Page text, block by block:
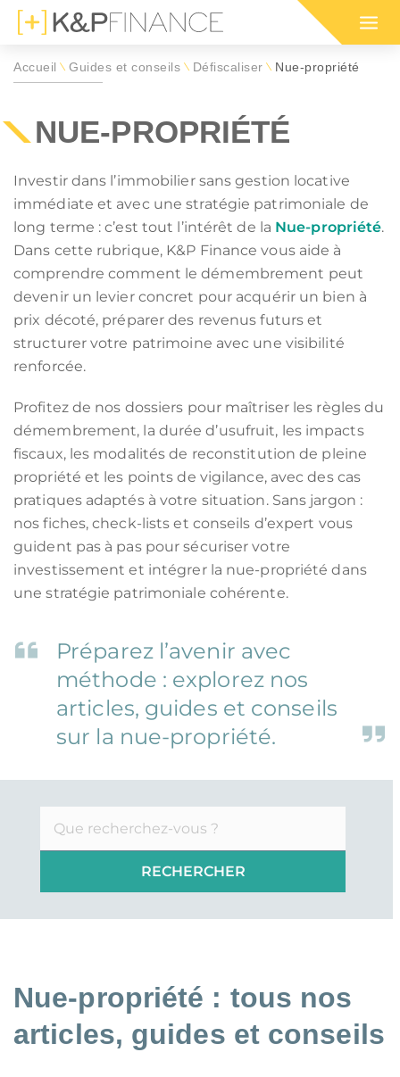
pour défiscaliser
de défiscalisation :
CIOP (DROM)
GIRARDIN IS (DROM)
:
dans l'ancien
habiter en France par région :
FRANCHE-COMTÉ
BRETAGNE
EST
HAUTS-DE-FRANCE
habiter à l'international :
le revenu (IR)
SON IFI
INVESTISSEMENT LOCATIF
IMMEUBLE EN BLOC
MARCHÉ LOCATIF EN 2026
SA RETRAITE
SÉCURISER SES LOYERS
IFI 2026
LEXIQUE IMMOBILIER
Accueil \ Guides et conseils \ Défiscaliser \ Nue-propriété
NUE-PROPRIÉTÉ
Investir dans l’immobilier sans gestion locative
immédiate et avec une stratégie patrimoniale de
long terme : c’est tout l’intérêt de la Nue-propriété.
Dans cette rubrique, K&P Finance vous aide à
comprendre comment le démembrement peut
devenir un levier concret pour acquérir un bien à
prix décoté, préparer des revenus futurs et
structurer votre patrimoine avec une visibilité
renforcée.
Profitez de nos dossiers pour maîtriser les règles du
démembrement, la durée d’usufruit, les impacts
fiscaux, les modalités de reconstitution de pleine
propriété et les points de vigilance, avec des cas
pratiques adaptés à votre situation. Sans jargon :
nos fiches, check-lists et conseils d’expert vous
guident pas à pas pour sécuriser votre
investissement et intégrer la nue-propriété dans
une stratégie patrimoniale cohérente.
Préparez l’avenir avec
méthode : explorez nos
articles, guides et conseils
sur la nue-propriété.
Nue-propriété : tous nos
articles, guides et conseils